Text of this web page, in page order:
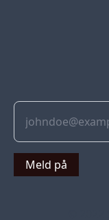
Meld på